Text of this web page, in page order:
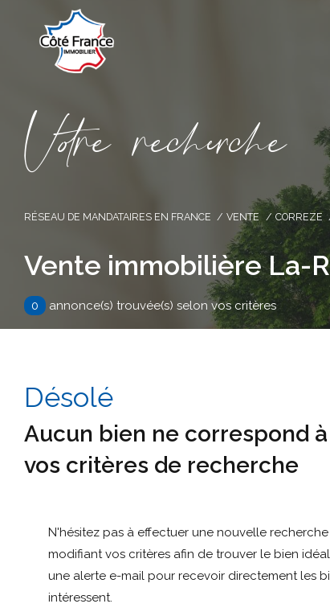
Vore recece
RÉSEAU DE MANDATAIRES EN FRANCE VENTE CORREZE
Vente immobilière La-
0 annonce(s) trouvée(s) selon vos critères
Désolé
Aucun bien ne correspond à
vos critères de recherche
N'hésitez pas à effectuer une nouvelle
modifiant vos critères afin de trouver le bien
une alerte e-mail pour recevoir directement les
intéressent.